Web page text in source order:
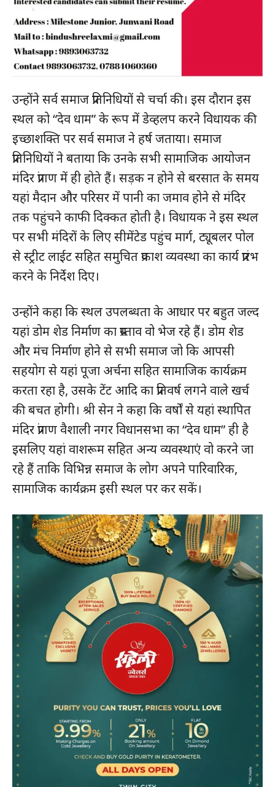
हमसे जुड़े
उन्होंने सर्व समाज प्रतिनिधियों से चर्चा की। इस दौरान इस
स्थल को “देव धाम” के रूप में डेव्हलप करने विधायक की
इच्छाशक्ति पर सर्व समाज ने हर्ष जताया। समाज
प्रतिनिधियों ने बताया कि उनके सभी सामाजिक आयोजन
मंदिर प्रांगण में ही होते हैं। सड़क न होने से बरसात के समय
यहां मैदान और परिसर में पानी का जमाव होने से मंदिर
तक पहुंचने काफी दिक्कत होती है। विधायक ने इस स्थल
पर सभी मंदिरों के लिए सीमेंटेड पहुंच मार्ग, ट्यूबलर पोल
से स्ट्रीट लाईट सहित समुचित प्रकाश व्यवस्था का कार्य प्रारंभ
करने के निर्देश दिए।
उन्होंने कहा कि स्थल उपलब्धता के आधार पर बहुत जल्द
यहां डोम शेड निर्माण का प्रस्ताव वो भेज रहे हैं। डोम शेड
और मंच निर्माण होने से सभी समाज जो कि आपसी
सहयोग से यहां पूजा अर्चना सहित सामाजिक कार्यक्रम
करता रहा है, उसके टेंट आदि का प्रतिवर्ष लगने वाले खर्च
की बचत होगी। श्री सेन ने कहा कि वर्षों से यहां स्थापित
मंदिर प्रांगण वैशाली नगर विधानसभा का “देव धाम” ही है
इसलिए यहां वाशरूम सहित अन्य व्यवस्थाएं वो करने जा
रहे हैं ताकि विभिन्न समाज के लोग अपने पारिवारिक,
सामाजिक कार्यक्रम इसी स्थल पर कर सकें।